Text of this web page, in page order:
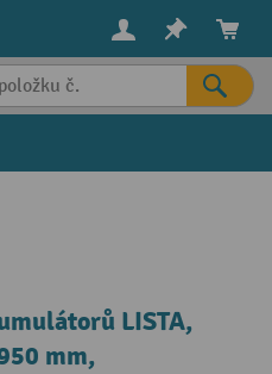
LISTA,
mm,